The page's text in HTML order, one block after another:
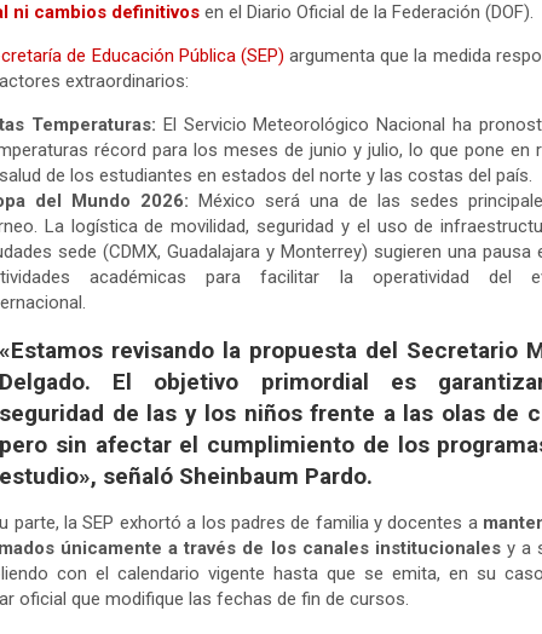
ni cambios definitivos en el Diario Oficial de la Federación (DOF).
de Educación Pública (SEP) argumenta que la medida
extraordinarios:
Temperaturas: El Servicio Meteorológico Nacional ha
récord para los meses de junio y julio, lo que pone en
de los estudiantes en estados del norte y las costas del país.
del Mundo 2026: México será una de las sedes
La logística de movilidad, seguridad y el uso de
sede (CDMX, Guadalajara y Monterrey) sugieren una pausa
académicas para facilitar la operatividad del
«Estamos revisando la propuesta del Secretario
Delgado. El objetivo primordial es
seguridad de las y los niños frente a las olas de
pero sin afectar el cumplimiento de los
estudio», señaló Sheinbaum Pardo.
parte, la SEP exhortó a los padres de familia y docentes a
únicamente a través de los canales institucionalesy a
con el calendario vigente hasta que se emita, en su
oficial que modifique las fechas de fin de cursos.